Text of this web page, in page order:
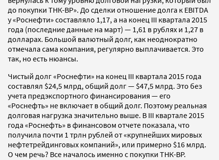
до покупки ТНК-ВР». До сделки отношение долга к EBITDA
у «Роснефти» составляло 1,17, а на конец III квартала 2015
года (последние данные на март) — 1,61 в рублях и 1,27 в
долларах. Большой валютный долг, как неоднократно
отмечала сама компания, регулярно выплачивается. Это
так, но есть нюансы.
Чистый долг «Роснефти» на конец III квартала 2015 года
составлял $24,5 млрд, общий долг — $47,5 млрд. Это без
учета предэкспортного финансирования — его
«Роснефть» не включает в общий долг. Поэтому реальная
долговая нагрузка значительно выше. В III квартале 2015
года «Роснефть» в финансовом отчете показала, что
получила почти 1 трлн рублей от «крупнейших мировых
нефтетрейдинговых компаний», или примерно $16 млрд.
О чем речь? Все началось именно с покупки ТНК-ВР.